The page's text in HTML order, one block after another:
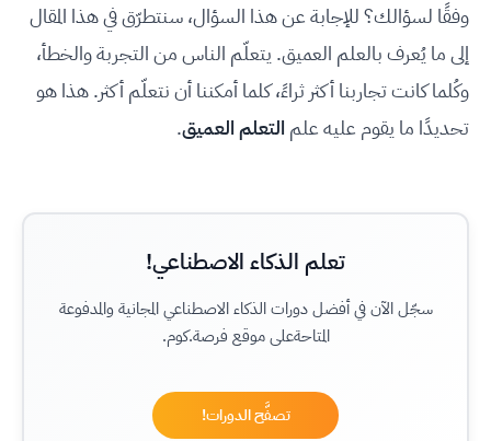
وفقًا لسؤالك؟ للإجابة عن هذا السؤال، سنتطرّق في هذا المقال
إلى ما يُعرف بالعلم العميق. يتعلّم الناس من التجربة والخطأ،
وكُلما كانت تجاربنا أكثر ثراءً، كلما أمكننا أن نتعلّم أكثر. هذا هو
تحديدًا ما يقوم عليه علم التعلم العميق.
تعلم الذكاء الاصطناعي!
سجّل الآن في أفضل دورات الذكاء الاصطناعي المجانية والمدفوعة
المتاحةعلى موقع فرصة.كوم.
تصفَّح الدورات!